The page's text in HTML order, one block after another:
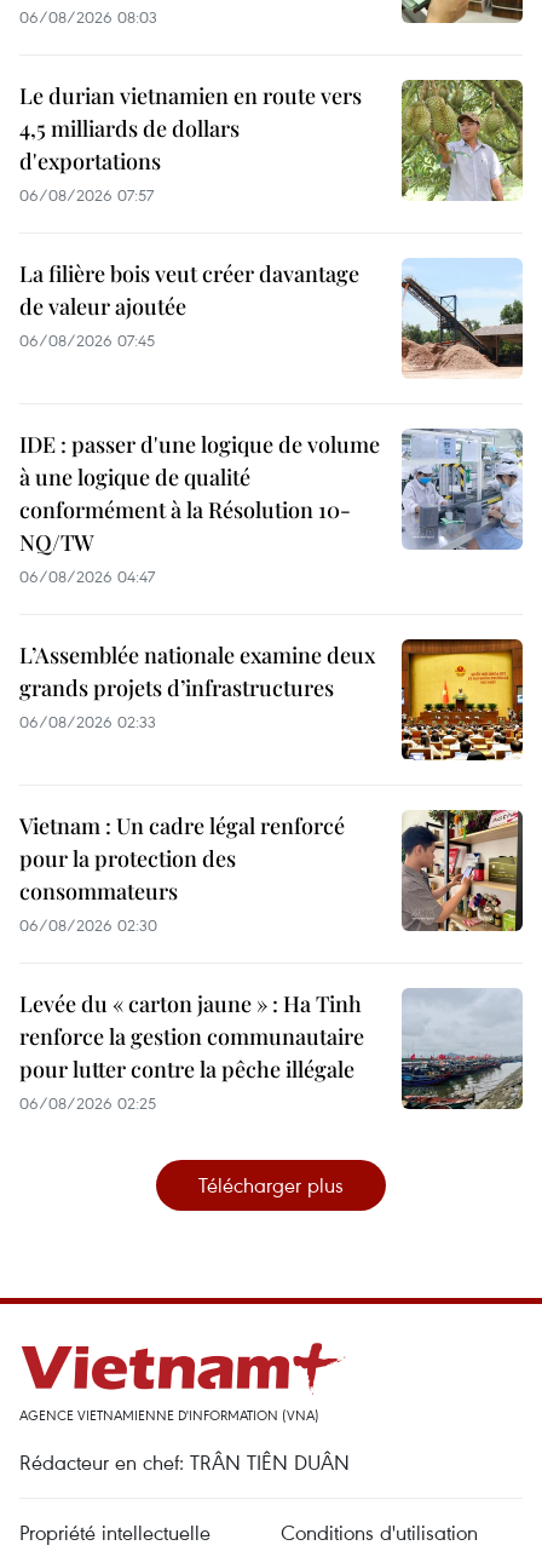
06/08/2026 08:03
Le durian vietnamien en route vers
4,5 milliards de dollars
d'exportations
06/08/2026 07:57
La filière bois veut créer davantage
de valeur ajoutée
06/08/2026 07:45
IDE : passer d'une logique de volume
à une logique de qualité
conformément à la Résolution 10-
NQ/TW
06/08/2026 04:47
L’Assemblée nationale examine deux
grands projets d’infrastructures
06/08/2026 02:33
Vietnam : Un cadre légal renforcé
pour la protection des
consommateurs
06/08/2026 02:30
Levée du « carton jaune » : Ha Tinh
renforce la gestion communautaire
pour lutter contre la pêche illégale
06/08/2026 02:25
Télécharger plus
AGENCE VIETNAMIENNE D'INFORMATION (VNA)
Rédacteur en chef: TRÂN TIÊN DUÂN
Propriété intellectuelle Conditions d'utilisation